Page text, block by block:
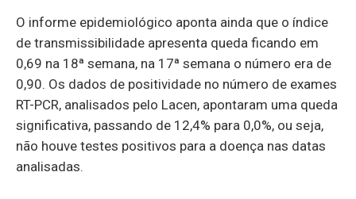
O informe epidemiológico aponta ainda que o índice
de transmissibilidade apresenta queda ficando em
0,69 na 18ª semana, na 17ª semana o número era de
0,90. Os dados de positividade no número de exames
RT-PCR, analisados pelo Lacen, apontaram uma queda
significativa, passando de 12,4% para 0,0%, ou seja,
não houve testes positivos para a doença nas datas
analisadas.